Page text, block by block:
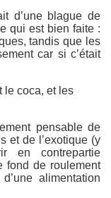
d’une blague de
qui est bien faite :
tandis que les
car si c’était
le coca, et les
pensable de
et de l’exotique (y
en contrepartie
fond de roulement
alimentation